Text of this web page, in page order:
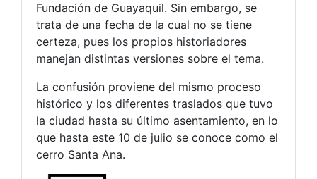
Fundación de Guayaquil. Sin embargo, se
trata de una fecha de la cual no se tiene
certeza, pues los propios historiadores
manejan distintas versiones sobre el tema.
La confusión proviene del mismo proceso
histórico y los diferentes traslados que tuvo
la ciudad hasta su último asentamiento, en lo
que hasta este 10 de julio se conoce como el
cerro Santa Ana.